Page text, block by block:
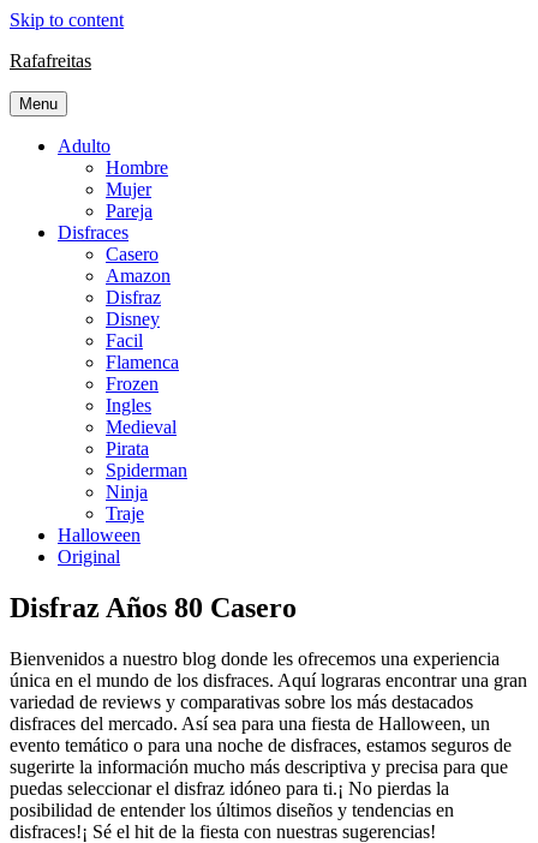
Skip to content
Rafafreitas
Menu
Adulto
Hombre
Mujer
Pareja
Disfraces
Casero
Amazon
Disfraz
Disney
Facil
Flamenca
Frozen
Ingles
Medieval
Pirata
Spiderman
Ninja
Traje
Halloween
Original
Disfraz Años 80 Casero
Bienvenidos a nuestro blog donde les ofrecemos una experiencia
única en el mundo de los disfraces. Aquí lograras encontrar una gran
variedad de reviews y comparativas sobre los más destacados
disfraces del mercado. Así sea para una fiesta de Halloween, un
evento temático o para una noche de disfraces, estamos seguros de
sugerirte la información mucho más descriptiva y precisa para que
puedas seleccionar el disfraz idóneo para ti.¡ No pierdas la
posibilidad de entender los últimos diseños y tendencias en
disfraces!¡ Sé el hit de la fiesta con nuestras sugerencias!